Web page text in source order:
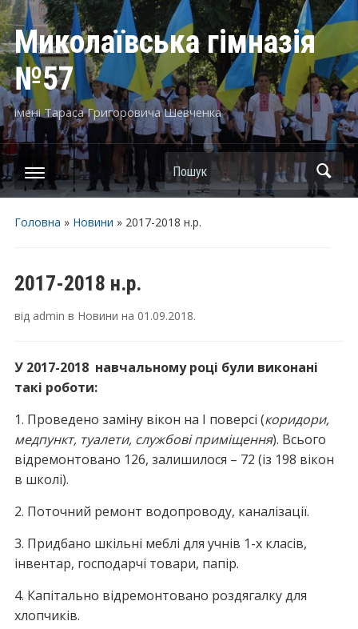
Миколаївська гімназія
№57
імені Тараса Григоровича Шевченка
Пошук
Головна » Новини » 2017-2018 н.р.
2017-2018 н.р.
від admin в Новини на 01.09.2018.
У 2017-2018 навчальному році були виконані
такі роботи:
1. Проведено заміну вікон на І поверсі (коридори,
медпункт, туалети, службові приміщення). Всього
відремонтовано 126, залишилося – 72 (із 198 вікон
в школі).
2. Поточний ремонт водопроводу, каналізації.
3. Придбано шкільні меблі для учнів 1-х класів,
інвентар, господарчі товари, папір.
4. Капітально відремонтовано роздягалку для
хлопчиків.